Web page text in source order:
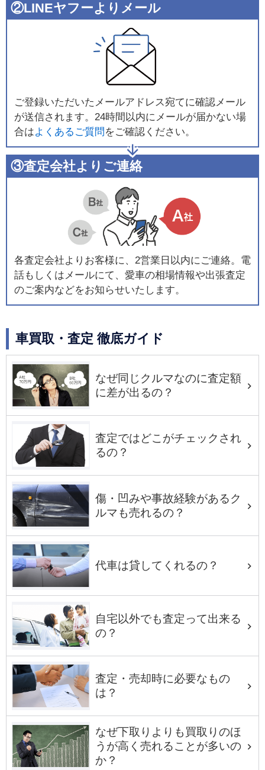
②LINEヤフーよりメール
ご登録いただいたメールアドレス宛てに確認メール
が送信されます。24時間以内にメールが届かない場
合はよくあるご質問 をご確認ください。
③査定会社よりご連絡
各査定会社よりお客様に、2営業日以内にご連絡。電
話もしくはメールにて、愛車の相場情報や出張査定
のご案内などをお知らせいたします。
車買取・査定 徹底ガイド
なぜ同じクルマなのに査定額
に差が出るの？
査定ではどこがチェックされ
るの？
傷・凹みや事故経験があるク
ルマも売れるの？
代車は貸してくれるの？
自宅以外でも査定って出来る
の？
査定・売却時に必要なもの
は？
なぜ下取りよりも買取りのほ
うが高く売れることが多いの
か？